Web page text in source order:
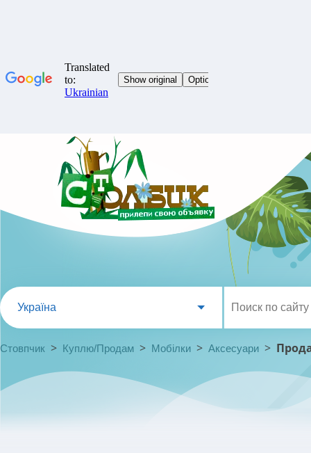
Україна
Стовпчик > Куплю/Продам > Мобілки > Аксесуари >